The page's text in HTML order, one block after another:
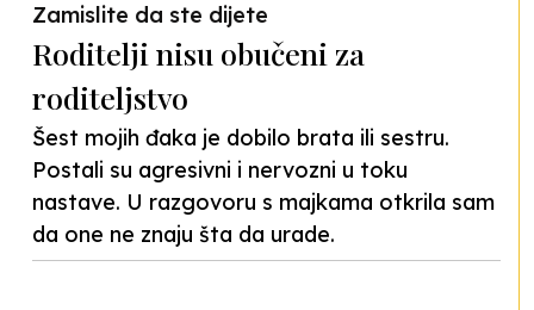
Zamislite da ste dijete
Roditelji nisu obučeni za
roditeljstvo
Šest mojih đaka je dobilo brata ili sestru.
Postali su agresivni i nervozni u toku
nastave. U razgovoru s majkama otkrila sam
da one ne znaju šta da urade.